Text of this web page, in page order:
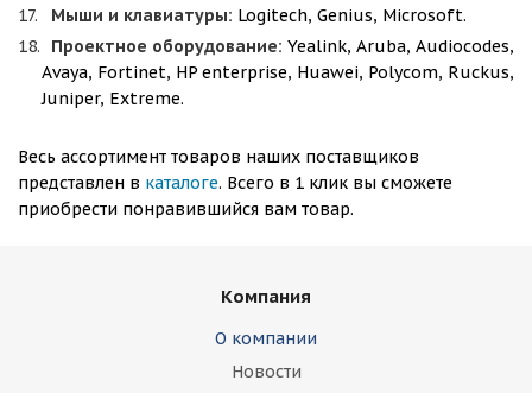
Мыши и клавиатуры: Logitech, Genius, Microsoft.
Проектное оборудование: Yealink, Aruba, Audiocodes,
Avaya, Fortinet, HP enterprise, Huawei, Polycom, Ruckus,
Juniper, Extreme.
Весь ассортимент товаров наших поставщиков
представлен в каталоге. Всего в 1 клик вы сможете
приобрести понравившийся вам товар.
Компания
О компании
Новости